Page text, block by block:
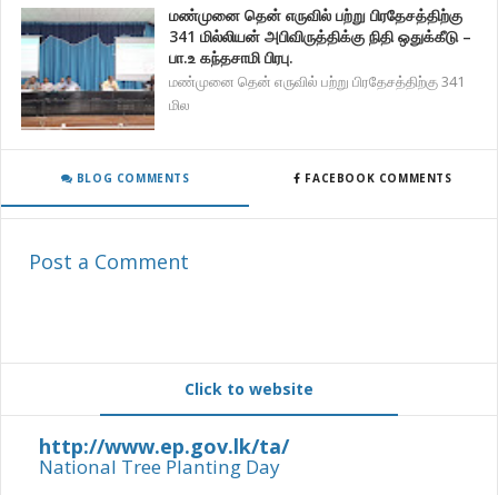
மண்முனை தென் எருவில் பற்று பிரதேசத்திற்கு
341 மில்லியன் அபிவிருத்திக்கு நிதி ஒதுக்கீடு –
பா.உ கந்தசாமி பிரபு.
மண்முனை தென் எருவில் பற்று பிரதேசத்திற்கு 341
மில
BLOG COMMENTS FACEBOOK COMMENTS
Post a Comment
Click to website
http://www.ep.gov.lk/ta/
National Tree Planting Day